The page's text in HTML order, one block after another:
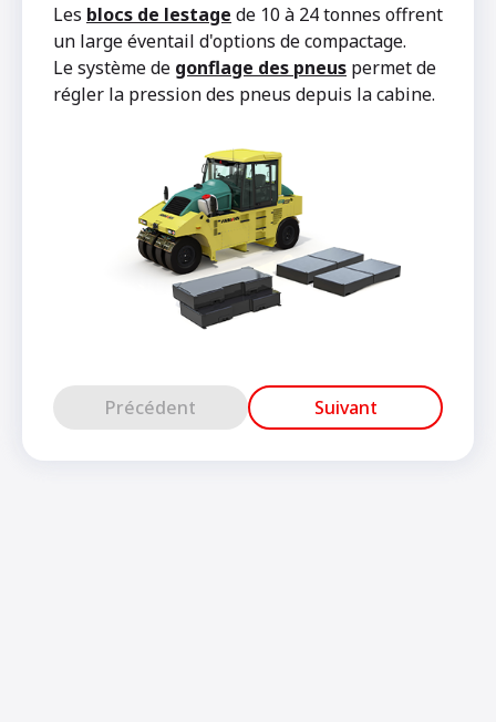
Les blocs de lestage de 10 à 24 tonnes offrent
un large éventail d'options de compactage.
Le système de gonflage des pneus permet de
régler la pression des pneus depuis la cabine.
Précédent Suivant